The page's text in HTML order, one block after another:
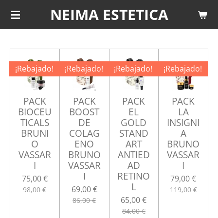
principal
NEIMA ESTETICA
¡Rebajado!
PACK
BIOCEU
TICALS
BRUNI
O
VASSAR
I
75,00 €
98,00 €
¡Rebajado!
PACK
BOOST
DE
COLAG
ENO
BRUNO
VASSAR
I
69,00 €
86,00 €
¡Rebajado!
PACK
EL
GOLD
STAND
ART
ANTIED
AD
RETINO
L
65,00 €
84,00 €
¡Rebajado!
PACK
LA
INSIGNI
A
BRUNO
VASSAR
I
79,00 €
119,00 €